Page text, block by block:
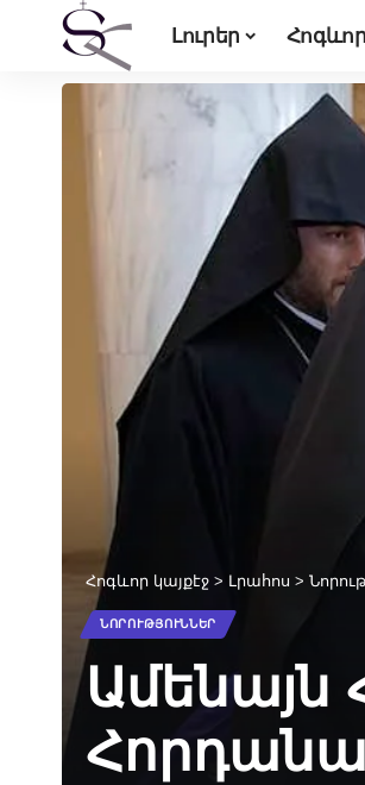
Լուրեր Հոգևոր
Հոգևոր կայքէջ > Լրահոս >
ՆՈՐՈՒԹՅՈՒՆՆԵՐ
Ամենայն